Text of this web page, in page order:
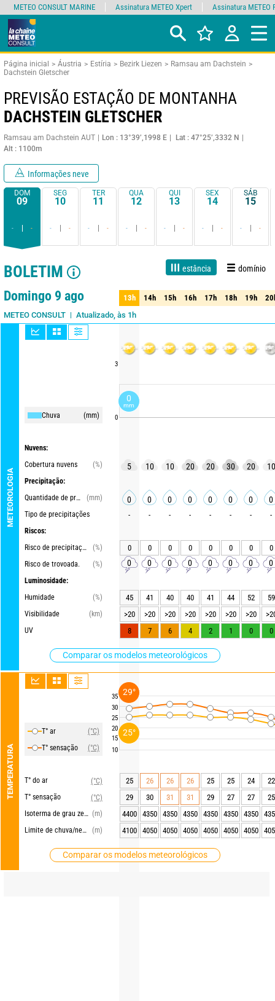
Página inicial Áustria Estíria Bezirk Liezen
Ramsau am Dachstein
Dachstein Gletscher
PREVISÃO ESTAÇÃO DE MONTANHA
DACHSTEIN GLETSCHER
Ramsau am Dachstein AUT Lon : 13°39’,1998 E
Lat : 47°25’,3332 N
Alt : 1100m
Informações neve
DOM
09
- -
SEG
10
- -
TER
11
- -
QUA
12
- -
QUI
13
- -
SEX
14
- -
SÁB
15
- -
BOLETIM estância domínio
1 dia Fiabilidade 90%
Domingo 9 ago
METEO CONSULT Atualizado, às 1h
METEOROLOGIA
Chuva (mm)
Nuvens:
Cobertura nuvens
(%)
Precipitação:
Quantidade de precipitações
(mm)
Tipo de precipitações
Riscos:
Risco de precipitações
(%)
Risco de trovoada.
(%)
Luminosidade:
Humidade
(%)
Visibilidade
(km)
UV
Comparar os modelos meteorológicos
TEMPERATURA
T° ar
(°C)
T° sensação
(°C)
T° do ar
(°C)
T° sensação
(°C)
Isoterma de grau zero (m)
Limite de chuva/neve
(m)
Comparar os modelos meteorológicos
3
0
35
30
25
20
15
10
13h 14h 15h 16h 17h 18h 19h
13h 14h 15h 16h 17h 18h 19h
5 10 10 20 20 30 20 10
0 0 0 0 0 0 0 0
- - - - - - - -
0 0 0 0 0 0 0 0
0 0 0 0 0 0 0 0
45 41 40 40 41 44 52
59
>20
>20 >20 >20 >20 >20 >20
8
7 6 4 2 1 0 0
25 26 26 26 25 25 24
22
29
30 31 31 29 27 27
25
4400
4350 4350 4350 4350 4350 4350
4100
4050 4050 4050 4050 4050 4050
METEO CONSULT MARINE Assinatura METEO Xpert Assinatura METEO
0
mm
25°
29°